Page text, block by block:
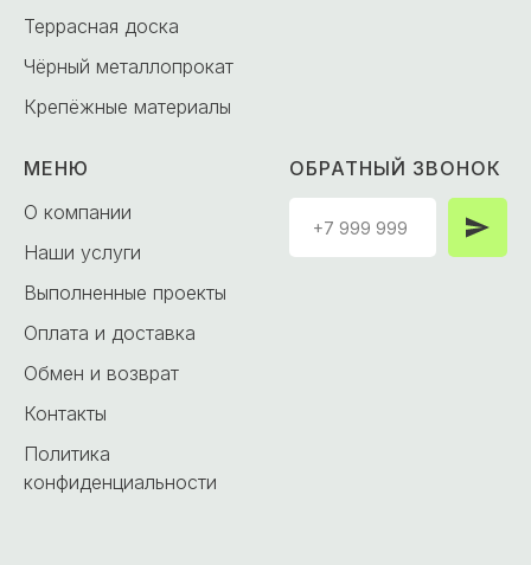
Террасная доска
Чёрный металлопрокат
Крепёжные материалы
МЕНЮ
О компании
Наши услуги
Выполненные проекты
Оплата и доставка
Обмен и возврат
Контакты
Политика
конфиденциальности
ОБРАТНЫЙ ЗВОНОК